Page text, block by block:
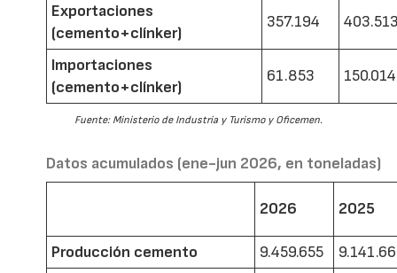
Exportaciones
(cemento+clínker)
357.194
Importaciones
(cemento+clínker)
61.853 150.014
Fuente: Ministerio de Industria y Turismo y Oficemen.
Datos acumulados (ene-jun 2026, en toneladas)
2026 2025
Producción cemento 9.459.655